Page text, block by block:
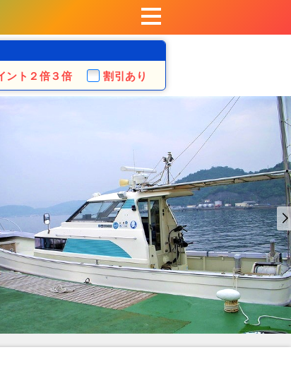
ント ２倍３倍 割引あり